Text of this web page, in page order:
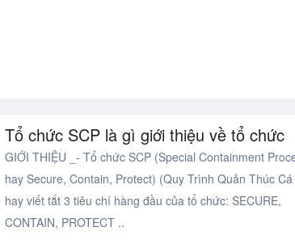
Tổ chức SCP là gì giới thiệu về tổ chức
GIỚI THIỆU _- Tổ chức SCP (Special Containment
hay Secure, Contain, Protect) (Quy Trình Quản Thúc
hay viết tắt 3 tiêu chí hàng đầu của tổ chức: SECURE,
CONTAIN, PROTECT ..